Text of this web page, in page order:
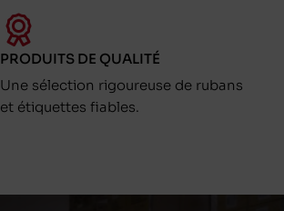
PRODUITS DE QUALITÉ
Une sélection rigoureuse de rubans
et étiquettes fiables.